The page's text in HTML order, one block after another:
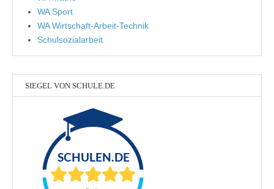
WA Sport
WA Wirtschaft-Arbeit-Technik
Schulsozialarbeit
SIEGEL VON SCHULE.DE